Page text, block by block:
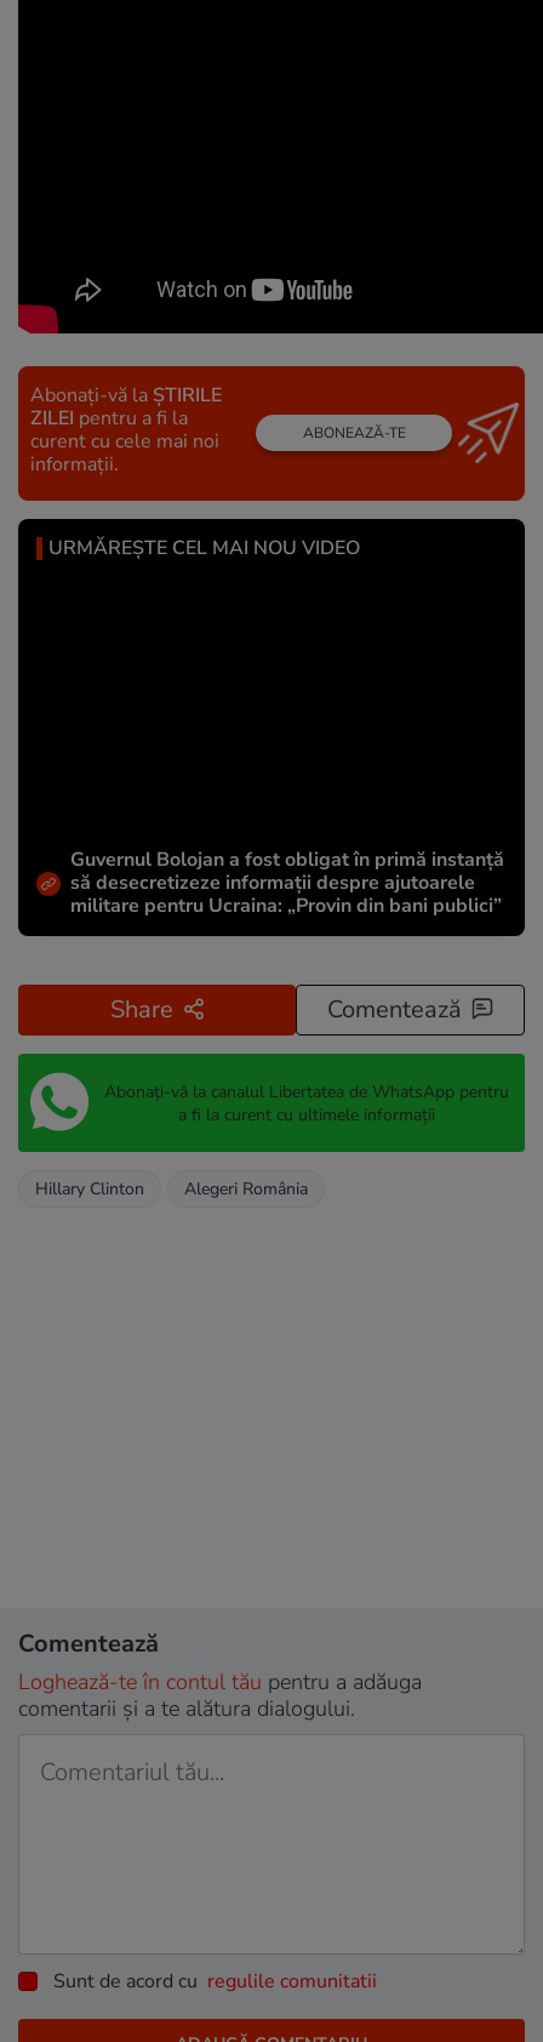
Abonați-vă la ȘTIRILE
ZILEI pentru a fi la
curent cu cele mai noi
informații.
ABONEAZĂ-TE
URMĂREȘTE CEL MAI NOU VIDEO
Guvernul Bolojan a fost obligat în primă instanță
să desecretizeze informații despre ajutoarele
militare pentru Ucraina: „Provin din bani publici”
Share Comentează
Abonați-vă la canalul Libertatea de WhatsApp pentru
a fi la curent cu ultimele informații
Hillary Clinton Alegeri România
Comentează
Loghează-te în contul tău pentru a adăuga
comentarii și a te alătura dialogului.
Sunt de acord cu regulile comunitatii